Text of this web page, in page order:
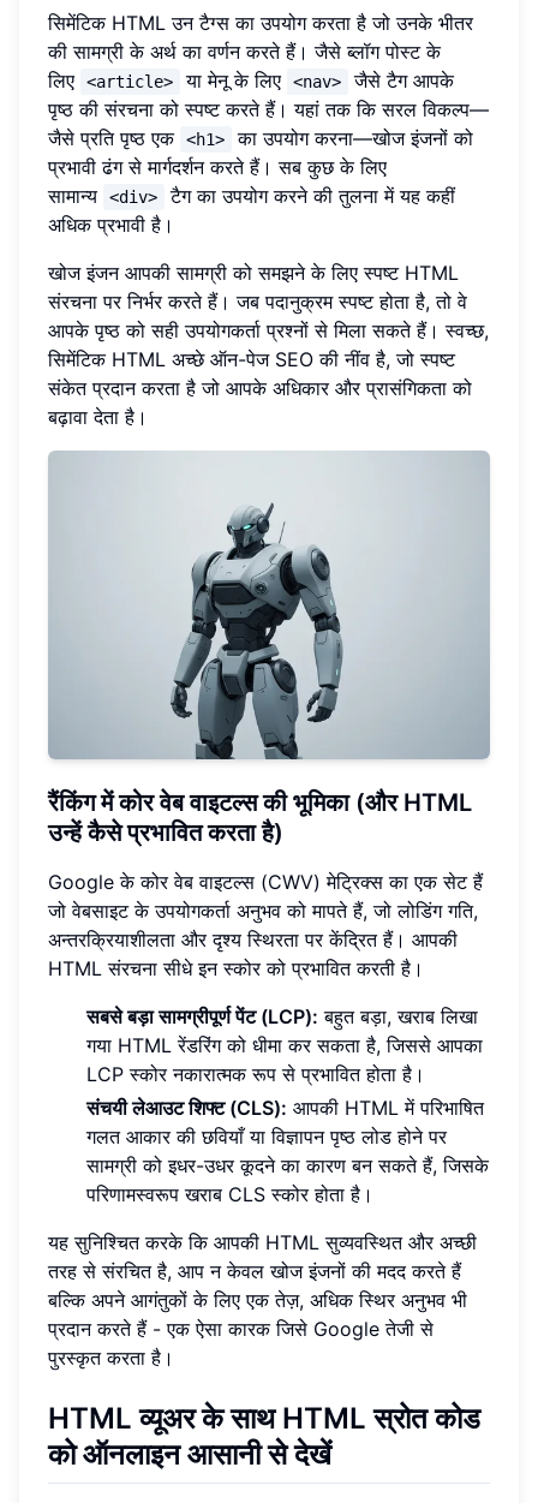
सिमेंटिक HTML उन टैग्स का उपयोग करता है जो उनके भीतर
की सामग्री के अर्थ का वर्णन करते हैं। जैसे ब्लॉग पोस्ट के
लिए
<article> या मेनू के लिए <nav>
जैसे टैग आपके
पृष्ठ की संरचना को स्पष्ट करते हैं। यहां तक कि सरल विकल्प—
जैसे प्रति पृष्ठ एक <h1>
का उपयोग करना—खोज इंजनों को
प्रभावी ढंग से मार्गदर्शन करते हैं। सब कुछ के लिए
सामान्य
<div>
टैग का उपयोग करने की तुलना में यह कहीं
अधिक प्रभावी है।
खोज इंजन आपकी सामग्री को समझने के लिए स्पष्ट HTML
संरचना पर निर्भर करते हैं। जब पदानुक्रम स्पष्ट होता है, तो वे
आपके पृष्ठ को सही उपयोगकर्ता प्रश्नों से मिला सकते हैं। स्वच्छ,
सिमेंटिक HTML अच्छे ऑन-पेज SEO की नींव है, जो स्पष्ट
संकेत प्रदान करता है जो आपके अधिकार और प्रासंगिकता को
बढ़ावा देता है।
रैंकिंग में कोर वेब वाइटल्स की भूमिका (और HTML
उन्हें कैसे प्रभावित करता है)
Google के कोर वेब वाइटल्स (CWV) मेट्रिक्स का एक सेट हैं
जो वेबसाइट के उपयोगकर्ता अनुभव को मापते हैं, जो लोडिंग गति,
अन्तरक्रियाशीलता और दृश्य स्थिरता पर केंद्रित हैं। आपकी
HTML संरचना सीधे इन स्कोर को प्रभावित करती है।
सबसे बड़ा सामग्रीपूर्ण पेंट (LCP): बहुत बड़ा, खराब लिखा
गया HTML रेंडरिंग को धीमा कर सकता है, जिससे आपका
LCP स्कोर नकारात्मक रूप से प्रभावित होता है।
संचयी लेआउट शिफ्ट (CLS): आपकी HTML में परिभाषित
गलत आकार की छवियाँ या विज्ञापन पृष्ठ लोड होने पर
सामग्री को इधर-उधर कूदने का कारण बन सकते हैं, जिसके
परिणामस्वरूप खराब CLS स्कोर होता है।
यह सुनिश्चित करके कि आपकी HTML सुव्यवस्थित और अच्छी
तरह से संरचित है, आप न केवल खोज इंजनों की मदद करते हैं
बल्कि अपने आगंतुकों के लिए एक तेज़, अधिक स्थिर अनुभव भी
प्रदान करते हैं - एक ऐसा कारक जिसे Google तेजी से
पुरस्कृत करता है।
HTML व्यूअर के साथ HTML स्रोत कोड
को ऑनलाइन आसानी से देखें